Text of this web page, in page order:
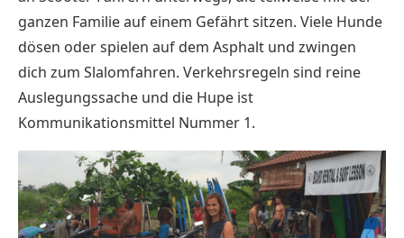
ganzen Familie auf einem Gefährt sitzen. Viele Hunde
dösen oder spielen auf dem Asphalt und zwingen
dich zum Slalomfahren. Verkehrsregeln sind reine
Auslegungssache und die Hupe ist
Kommunikationsmittel Nummer 1.